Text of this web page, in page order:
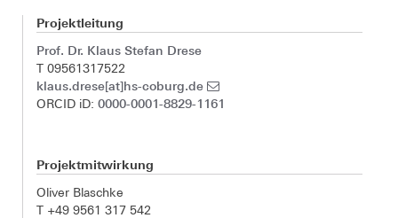
Projektleitung
Prof. Dr. Klaus Stefan Drese
T 09561317522
klaus.drese[at]hs-coburg.de
ORCID iD: 0000-0001-8829-1161
Projektmitwirkung
Oliver Blaschke
T +49 9561 317 542